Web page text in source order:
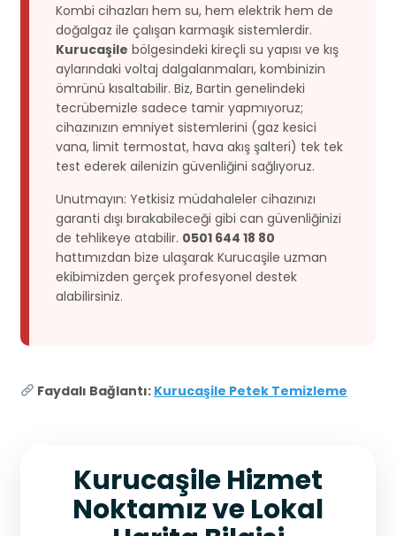
Kombi cihazları hem su, hem elektrik hem de
doğalgaz ile çalışan karmaşık sistemlerdir.
Kurucaşile bölgesindeki kireçli su yapısı ve kış
aylarındaki voltaj dalgalanmaları, kombinizin
ömrünü kısaltabilir. Biz, Bartin genelindeki
tecrübemizle sadece tamir yapmıyoruz;
cihazınızın emniyet sistemlerini (gaz kesici
vana, limit termostat, hava akış şalteri) tek tek
test ederek ailenizin güvenliğini sağlıyoruz.
Unutmayın: Yetkisiz müdahaleler cihazınızı
garanti dışı bırakabileceği gibi can güvenliğinizi
de tehlikeye atabilir. 0501 644 18 80
hattımızdan bize ulaşarak Kurucaşile uzman
ekibimizden gerçek profesyonel destek
alabilirsiniz.
Faydalı Bağlantı: Kurucaşile Petek Temizleme
Kurucaşile Hizmet
Noktamız ve Lokal